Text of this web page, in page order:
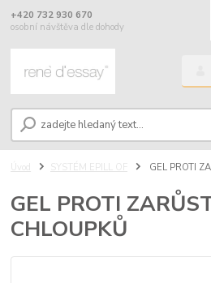
+420 732 930 670
osobní návštěva dle dohody
Úvod SYSTÉM EPILL OF GEL PROTI
GEL PROTI
CHLOUPKŮ